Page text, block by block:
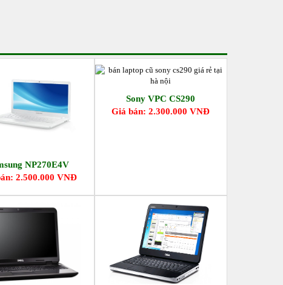
NP270E4V
2.500.000 VNĐ
Sony VPC CS290
Giá bán: 2.300.000 VNĐ